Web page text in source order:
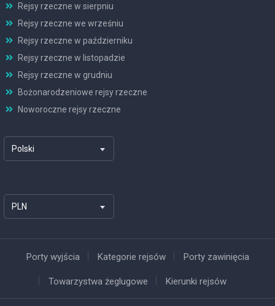
Rejsy rzeczne w sierpniu
Rejsy rzeczne we wrześniu
Rejsy rzeczne w październiku
Rejsy rzeczne w listopadzie
Rejsy rzeczne w grudniu
Bożonarodzeniowe rejsy rzeczne
Noworoczne rejsy rzeczne
Polski
PLN
Porty wyjścia Kategorie rejsów Porty zawinięcia
Towarzystwa żeglugowe Kierunki rejsów